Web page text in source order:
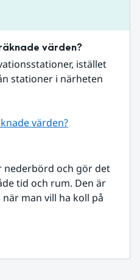
värden?
istället
stationer i närheten
värden?
nederbörd och gör det
tid och rum. Den är
man vill ha koll på